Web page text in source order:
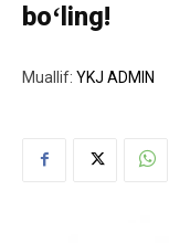
boʻling!
Muallif: YKJ ADMIN